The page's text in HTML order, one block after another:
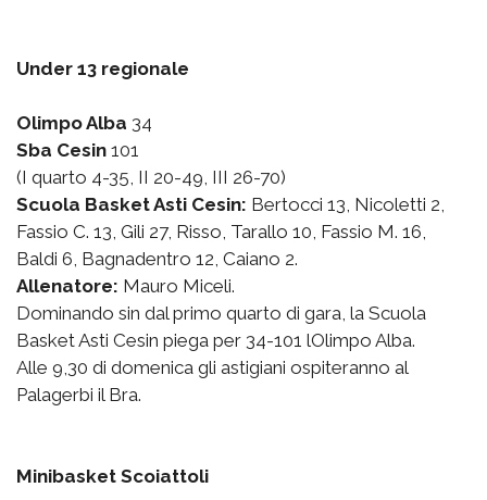
Under 13 regionale
Olimpo Alba 34
Sba Cesin 101
(I quarto 4-35, II 20-49, III 26-70)
Scuola Basket Asti Cesin: Bertocci 13, Nicoletti 2,
Fassio C. 13, Gili 27, Risso, Tarallo 10, Fassio M. 16,
Baldi 6, Bagnadentro 12, Caiano 2.
Allenatore: Mauro Miceli.
Dominando sin dal primo quarto di gara, la Scuola
Basket Asti Cesin piega per 34-101 lOlimpo Alba.
Alle 9,30 di domenica gli astigiani ospiteranno al
Palagerbi il Bra.
Minibasket Scoiattoli